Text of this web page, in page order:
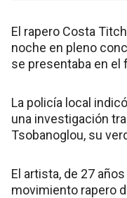
El rapero Costa
noche en pleno
se presentaba en el
La policía local
una investigación
Tsobanoglou, su
El artista, de 27
movimiento rapero